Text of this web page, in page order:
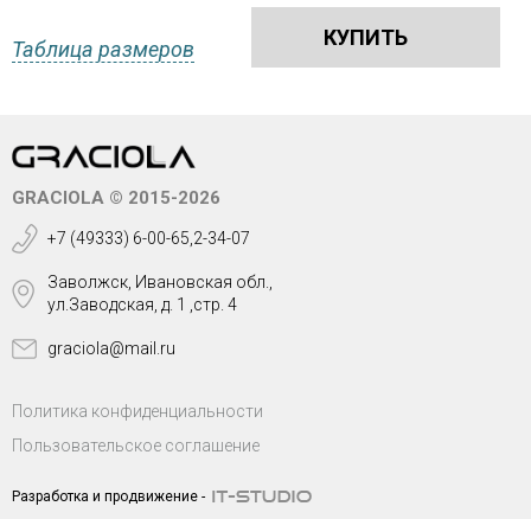
Таблица размеров КУПИТЬ
GRACIOLA © 2015-2026
+7 (49333) 6-00-65,2-34-07
Заволжск, Ивановская обл.,
ул.Заводская, д. 1 ,стр. 4
graciola@mail.ru
Политика конфиденциальности
Пользовательское соглашение
Разработка и продвижение -